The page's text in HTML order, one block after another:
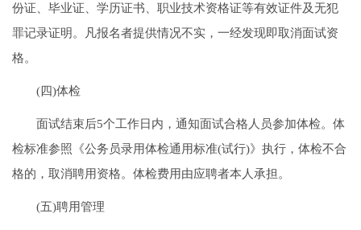
份证、毕业证、学历证书、职业技术资格证等有效证件及无犯
罪记录证明。凡报名者提供情况不实，一经发现即取消面试资
格。
(四)体检
面试结束后5个工作日内，通知面试合格人员参加体检。体
检标准参照《公务员录用体检通用标准(试行)》执行，体检不合
格的，取消聘用资格。体检费用由应聘者本人承担。
(五)聘用管理